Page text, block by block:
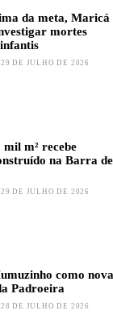
da meta, Maricá
mortes
29 DE JULHO DE 2026
m² recebe
na Barra de
29 DE JULHO DE 2026
como nova
Padroeira
28 DE JULHO DE 2026